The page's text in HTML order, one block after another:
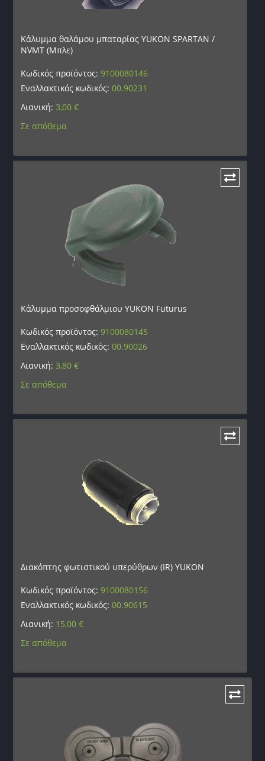
Κάλυμμα θαλάμου μπαταρίας YUKON SPARTAN /
NVMT (Μπλε)
Κωδικός προϊόντος:9100080146
Εναλλακτικός κωδικός:00.90231
Λιανική: 3,00€
Σε απόθεμα
Κάλυμμα προσοφθάλμιου YUKON Futurus
Κωδικός προϊόντος:9100080145
Εναλλακτικός κωδικός:00.90026
Λιανική: 3,80€
Σε απόθεμα
Διακόπτης φωτιστικού υπερύθρων (IR) YUKON
Κωδικός προϊόντος:9100080156
Εναλλακτικός κωδικός:00.90615
Λιανική: 15,00€
Σε απόθεμα